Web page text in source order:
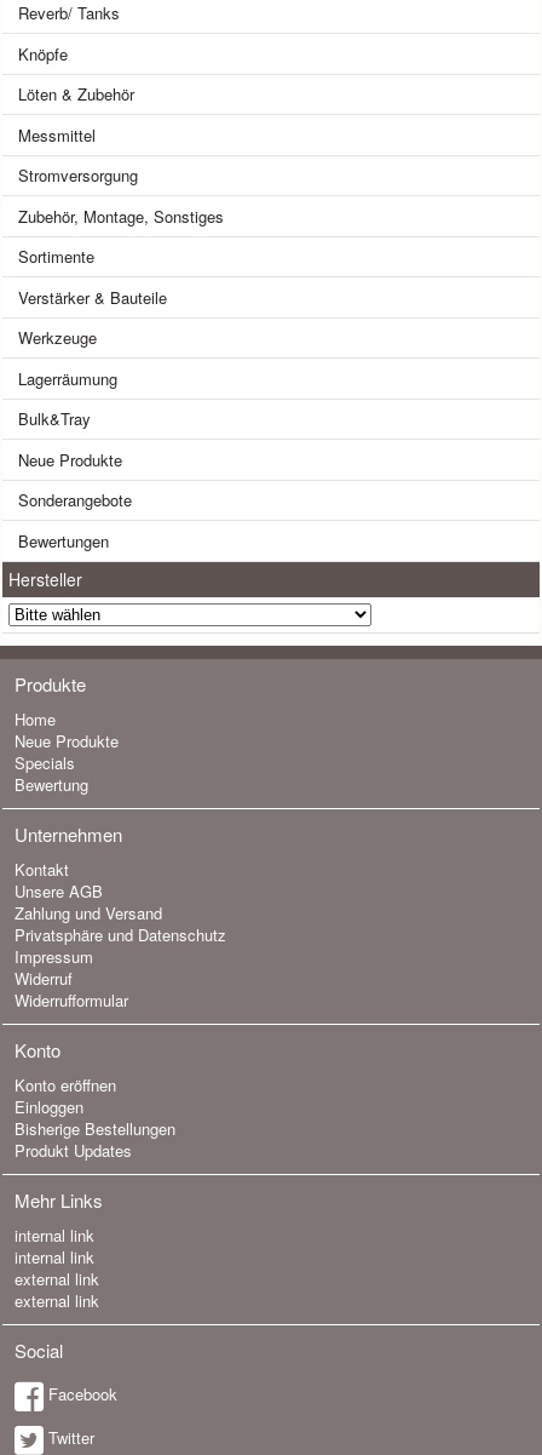
Reverb/ Tanks
Knöpfe
Löten & Zubehör
Messmittel
Stromversorgung
Zubehör, Montage, Sonstiges
Sortimente
Verstärker & Bauteile
Werkzeuge
Lagerräumung
Bulk&Tray
Neue Produkte
Sonderangebote
Bewertungen
Hersteller
Produkte
Home
Neue Produkte
Specials
Bewertung
Unternehmen
Kontakt
Unsere AGB
Zahlung und Versand
Privatsphäre und Datenschutz
Impressum
Widerruf
Widerrufformular
Konto
Konto eröffnen
Einloggen
Bisherige Bestellungen
Produkt Updates
Mehr Links
internal link
internal link
external link
external link
Social
Facebook
Twitter